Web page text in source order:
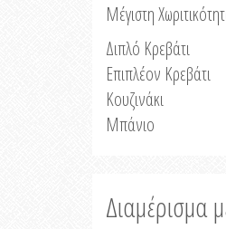
Μέγιστη
Διπλό Κρεβάτι
Επιπλέον Κρεβάτι
Κουζινάκι
Μπάνιο
Διαμέρισμα